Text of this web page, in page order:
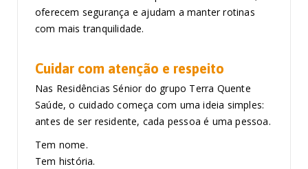
oferecem segurança e ajudam a manter rotinas
com mais tranquilidade.
Cuidar com atenção e respeito
Nas Residências Sénior do grupo Terra Quente
Saúde, o cuidado começa com uma ideia simples:
antes de ser residente, cada pessoa é uma pessoa.
Tem nome.
Tem história.